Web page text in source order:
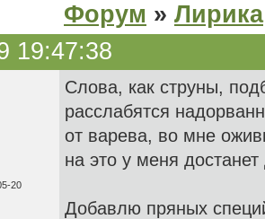
Форум » Лирика
19:47:38
20
Слова, как струны,
расслабятся
от варева, во мне
на это у меня достанет
Добавлю пряных